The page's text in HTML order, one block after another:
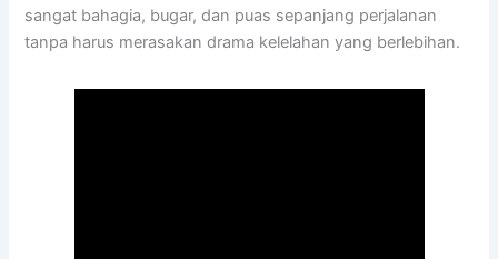
sangat bahagia, bugar, dan puas sepanjang perjalanan
tanpa harus merasakan drama kelelahan yang berlebihan.